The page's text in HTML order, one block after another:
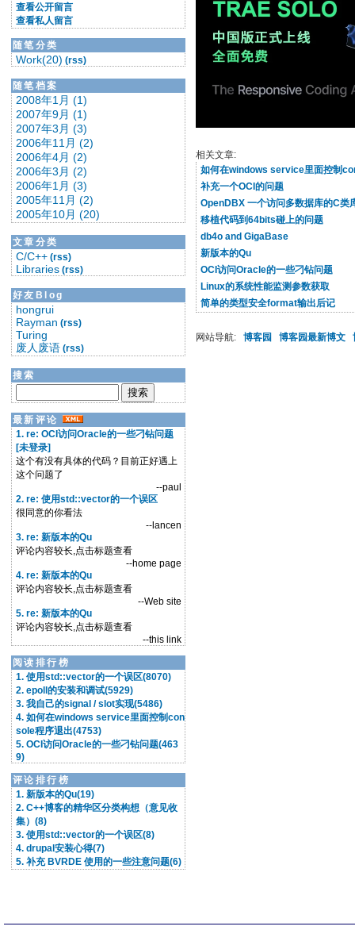
查看公开留言
查看私人留言
随笔分类
Work(20) (rss)
随笔档案
2008年1月 (1)
2007年9月 (1)
2007年3月 (3)
2006年11月 (2)
2006年4月 (2)
2006年3月 (2)
2006年1月 (3)
2005年11月 (2)
2005年10月 (20)
文章分类
C/C++ (rss)
Libraries (rss)
好友Blog
hongrui
Rayman (rss)
Turing
废人废语 (rss)
搜索
最新评论
1. re: OCI访问Oracle的一些刁钻问题
[未登录]
这个有没有具体的代码？目前正好遇上
这个问题了
--paul
2. re: 使用std::vector的一个误区
很同意的你看法
--lancen
3. re: 新版本的Qu
评论内容较长,点击标题查看
--home page
4. re: 新版本的Qu
评论内容较长,点击标题查看
--Web site
5. re: 新版本的Qu
评论内容较长,点击标题查看
--this link
阅读排行榜
1. 使用std::vector的一个误区(8070)
2. epoll的安装和调试(5929)
3. 我自己的signal / slot实现(5486)
4. 如何在windows service里面控制con
sole程序退出(4753)
5. OCI访问Oracle的一些刁钻问题(463
9)
评论排行榜
1. 新版本的Qu(19)
2. C++博客的精华区分类构想（意见收
集）(8)
3. 使用std::vector的一个误区(8)
4. drupal安装心得(7)
5. 补充 BVRDE 使用的一些注意问题(6)
相关文章:
如何在windows service里面控制
补充一个OCI的问题
OpenDBX 一个访问多数据库的C类
移植代码到64bits碰上的问题
db4o and GigaBase
新版本的Qu
OCI访问Oracle的一些刁钻问题
Linux的系统性能监测参数获取
简单的类型安全format输出后记
网站导航: 博客园 博客园最新博文